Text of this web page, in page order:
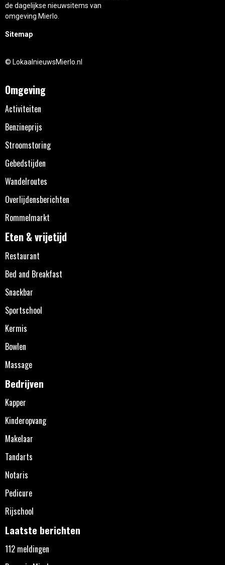
de dagelijkse nieuwsitems van
omgeving Mierlo.
Sitemap
© LokaalnieuwsMierlo.nl
Omgeving
Activiteiten
Benzineprijs
Stroomstoring
Gebedstijden
Wandelroutes
Overlijdensberichten
Rommelmarkt
Eten & vrijetijd
Restaurant
Bed and Breakfast
Snackbar
Sportschool
Kermis
Bowlen
Massage
Bedrijven
Kapper
Kinderopvang
Makelaar
Tandarts
Notaris
Pedicure
Rijschool
Laatste berichten
112 meldingen